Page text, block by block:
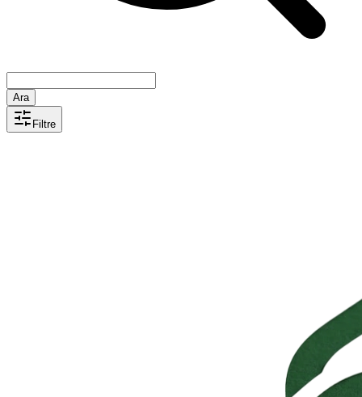
Ara
Filtre